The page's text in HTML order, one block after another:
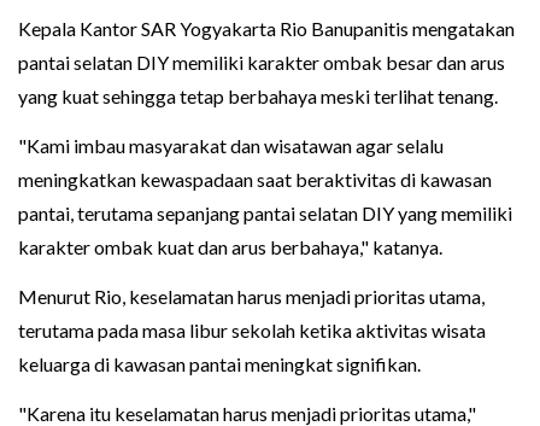
Kepala Kantor SAR Yogyakarta Rio Banupanitis mengatakan
pantai selatan DIY memiliki karakter ombak besar dan arus
yang kuat sehingga tetap berbahaya meski terlihat tenang.
"Kami imbau masyarakat dan wisatawan agar selalu
meningkatkan kewaspadaan saat beraktivitas di kawasan
pantai, terutama sepanjang pantai selatan DIY yang memiliki
karakter ombak kuat dan arus berbahaya," katanya.
Menurut Rio, keselamatan harus menjadi prioritas utama,
terutama pada masa libur sekolah ketika aktivitas wisata
keluarga di kawasan pantai meningkat signifikan.
"Karena itu keselamatan harus menjadi prioritas utama,"